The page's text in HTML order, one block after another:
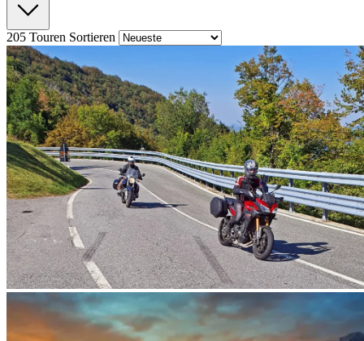
205 Touren Sortieren